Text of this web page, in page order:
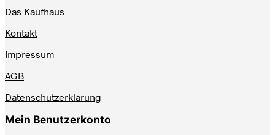
Das Kaufhaus
Kontakt
Impressum
AGB
Datenschutzerklärung
Mein Benutzerkonto